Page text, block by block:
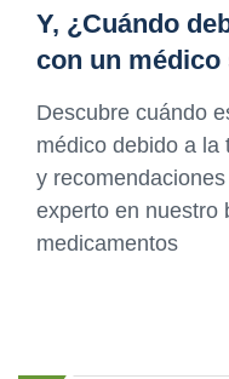
Y, ¿Cuándo
con un
Descubre cuándo
médico debido a la
y
experto en nuestro
medicamentos